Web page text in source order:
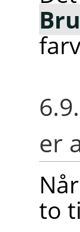
er
to